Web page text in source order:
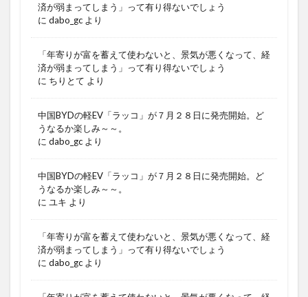
済が弱まってしまう」って有り得ないでしょう
に dabo_gc より
「年寄りが富を蓄えて使わないと、景気が悪くなって、経
済が弱まってしまう」って有り得ないでしょう
に ちりとて より
中国BYDの軽EV「ラッコ」が７月２８日に発売開始。ど
うなるか楽しみ～～。
に dabo_gc より
中国BYDの軽EV「ラッコ」が７月２８日に発売開始。ど
うなるか楽しみ～～。
に ユキ より
「年寄りが富を蓄えて使わないと、景気が悪くなって、経
済が弱まってしまう」って有り得ないでしょう
に dabo_gc より